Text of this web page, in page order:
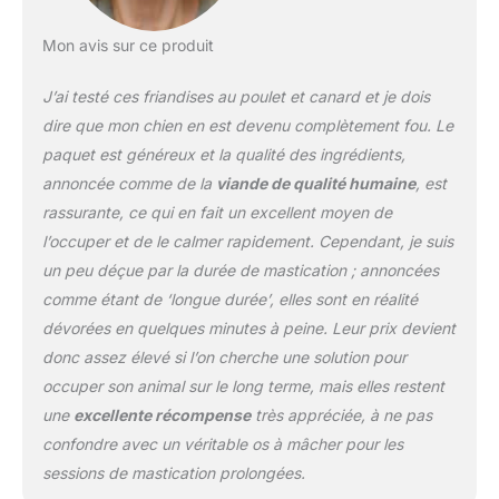
Mon avis sur ce produit
J’ai testé ces friandises au poulet et canard et je dois
dire que mon chien en est devenu complètement fou. Le
paquet est généreux et la qualité des ingrédients,
annoncée comme de la viande de qualité humaine, est
rassurante, ce qui en fait un excellent moyen de
l’occuper et de le calmer rapidement. Cependant, je suis
un peu déçue par la durée de mastication ; annoncées
comme étant de ‘longue durée’, elles sont en réalité
dévorées en quelques minutes à peine. Leur prix devient
donc assez élevé si l’on cherche une solution pour
occuper son animal sur le long terme, mais elles restent
une excellente récompensetrès appréciée, à ne pas
confondre avec un véritable os à mâcher pour les
sessions de mastication prolongées.